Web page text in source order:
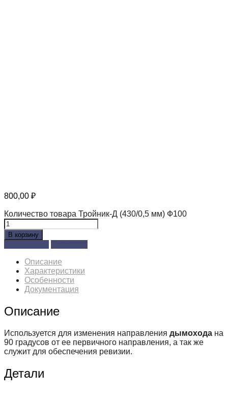
800,00 ₽
Количество товара Тройник-Д (430/0,5 мм) Ф100
В корзину
Описание
Характеристики
Особенности
Документация
Описание
Используется для изменения направления дымохода на
90 градусов от ее первичного направления, а так же
служит для обеспечения ревизии.
Детали